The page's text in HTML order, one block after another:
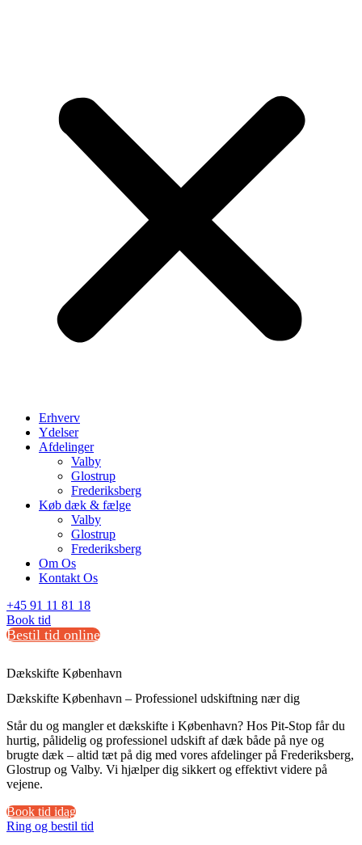
Erhverv
Ydelser
Afdelinger
Valby
Glostrup
Frederiksberg
Køb dæk & fælge
Valby
Glostrup
Frederiksberg
Om Os
Kontakt Os
+45 91 11 81 18
Book tid
Bestil tid online
Dækskifte København
Dækskifte København – Professionel udskiftning nær dig
Står du og mangler et dækskifte i København? Hos Pit-Stop får du
hurtig, pålidelig og professionel udskift af dæk både på nye og
brugte dæk – altid tæt på dig med vores afdelinger på Frederiksberg,
Glostrup og Valby. Vi hjælper dig sikkert og effektivt videre på
vejene.
Book tid idag
Ring og bestil tid